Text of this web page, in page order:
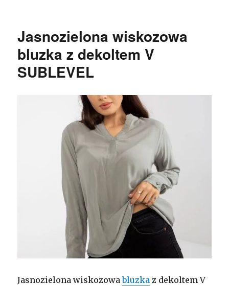
Jasnozielona wiskozowa
bluzka z dekoltem V
SUBLEVEL
Jasnozielona wiskozowabluzka z dekoltem V